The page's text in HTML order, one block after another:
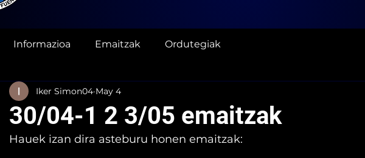
Informazioa Emaitzak Ordutegiak
30/04-1 2 3/05 emaitzak
Iker Simon04 May 4
Hauek izan dira asteburu honen emaitzak: